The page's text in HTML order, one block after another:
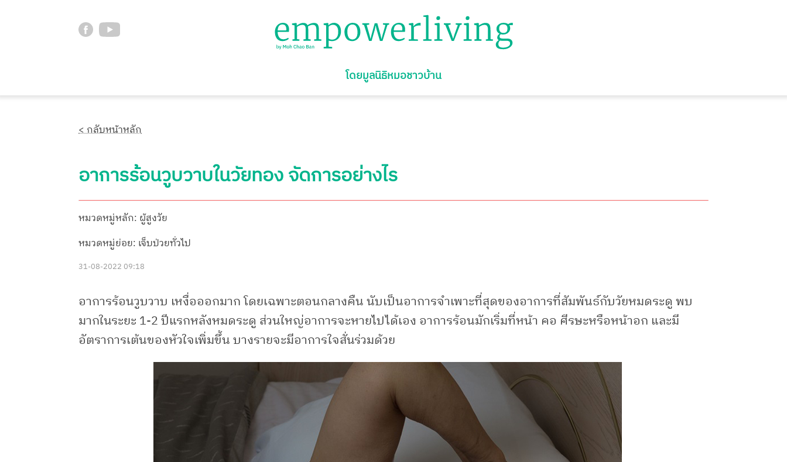
โดยมูลนิธิหมอชาวบ้าน
< กลับหน้าหลัก
อาการร้อนวูบวาบในวัยทอง จัดการอย่างไร
หมวดหมู่หลัก: ผู้สูงวัย
หมวดหมู่ย่อย: เจ็บป่วยทั่วไป
31-08-2022 09:18
อาการร้อนวูบวาบ เหงื่อออกมาก โดยเฉพาะตอนกลางคืน นับเป็นอาการจำเพาะที่สุดของอาการที่สัมพันธ์กับวัยหมดระดู พบ
มากในระยะ 1-2 ปีแรกหลังหมดระดู ส่วนใหญ่อาการจะหายไปได้เอง อาการร้อนมักเริ่มที่หน้า คอ ศีรษะหรือหน้าอก และมี
อัตราการเต้นของหัวใจเพิ่มขึ้น บางรายจะมีอาการใจสั่นร่วมด้วย